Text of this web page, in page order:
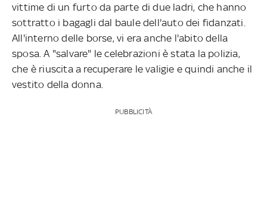
vittime di un furto da parte di due ladri, che hanno
sottratto i bagagli dal baule dell'auto dei fidanzati.
All'interno delle borse, vi era anche l'abito della
sposa. A "salvare" le celebrazioni è stata la polizia,
che è riuscita a recuperare le valigie e quindi anche il
vestito della donna.
PUBBLICITÀ